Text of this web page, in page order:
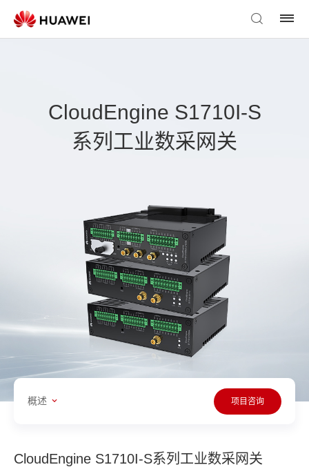
CloudEngine S1710I-S
系列工业数采网关
概述 项目咨询
CloudEngine S1710I-S系列工业数采网关